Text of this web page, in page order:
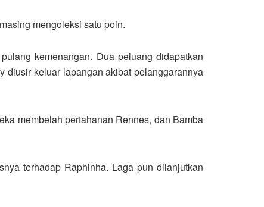
mengoleksi satu poin.
kemenangan. Dua peluang didapatkan
diusir keluar lapangan akibat pelanggarannya
membelah pertahanan Rennes, dan Bamba
terhadap Raphinha. Laga pun dilanjutkan